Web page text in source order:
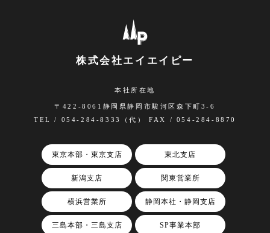
株式会社エイエイピー
本社所在地
〒422-8061静岡県静岡市駿河区森下町3-6
TEL / 054-284-8333（代） FAX / 054-284-8870
東京本部・東京支店 東北支店
新潟支店 関東営業所
横浜営業所 静岡本社・静岡支店
三島本部・三島支店 SP事業本部